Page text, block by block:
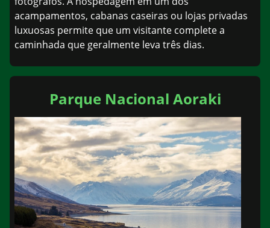
acampamentos, cabanas caseiras ou lojas privadas
luxuosas permite que um visitante complete a
caminhada que geralmente leva três dias.
Parque Nacional Aoraki